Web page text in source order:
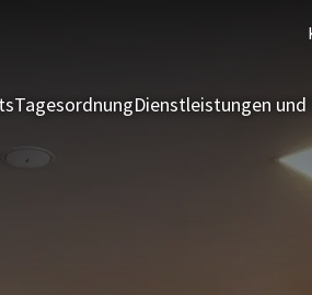
TagesordnungDienstleistungen